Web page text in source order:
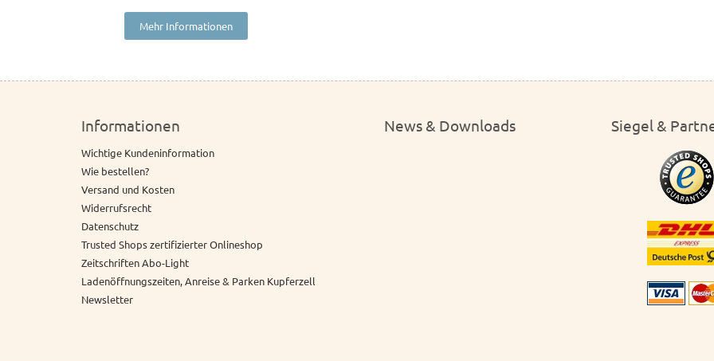
Mehr Informationen
Informationen
Wichtige Kundeninformation
Wie bestellen?
Versand und Kosten
Widerrufsrecht
Datenschutz
Trusted Shops zertifizierter Onlineshop
Zeitschriften Abo-Light
Ladenöffnungszeiten, Anreise & Parken Kupferzell
Newsletter
News & Downloads Siegel &